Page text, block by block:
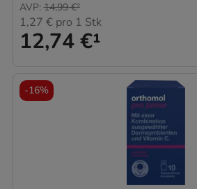
12,74 €¹
AVP: 14,99 €²
1,27 € pro 1 Stk
-16%